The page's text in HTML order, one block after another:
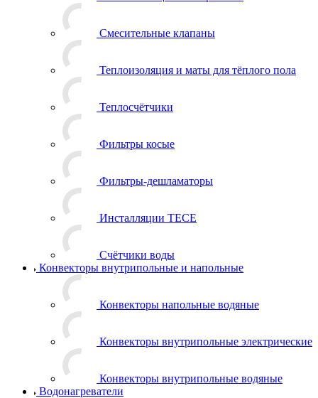
Смесительные клапаны
Теплоизоляция и маты для тёплого пола
Теплосчётчики
Фильтры косые
Фильтры-дешламаторы
Инсталляции TECE
Счётчики воды
Конвекторы внутрипольные и напольные
Конвекторы напольные водяные
Конвекторы внутрипольные электрические
Конвекторы внутрипольные водяные
Водонагреватели